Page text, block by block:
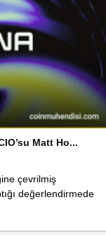
Matt Ho...
çevrilmiş
değerlendirmede